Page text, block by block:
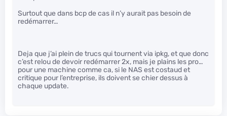
Surtout que dans bcp de cas il n’y aurait pas besoin de
redémarrer…
Deja que j’ai plein de trucs qui tournent via ipkg, et que donc
c’est relou de devoir redémarrer 2x, mais je plains les pro…
pour une machine comme ca, si le NAS est costaud et
critique pour l’entreprise, ils doivent se chier dessus à
chaque update.